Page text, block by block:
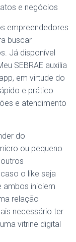
e negócios
empreendedores
buscar
Já disponível
SEBRAE auxilia
em virtude do
e prático
e atendimento
do
ou pequeno
o like seja
ambos iniciem
relação
necessário ter
vitrine digital